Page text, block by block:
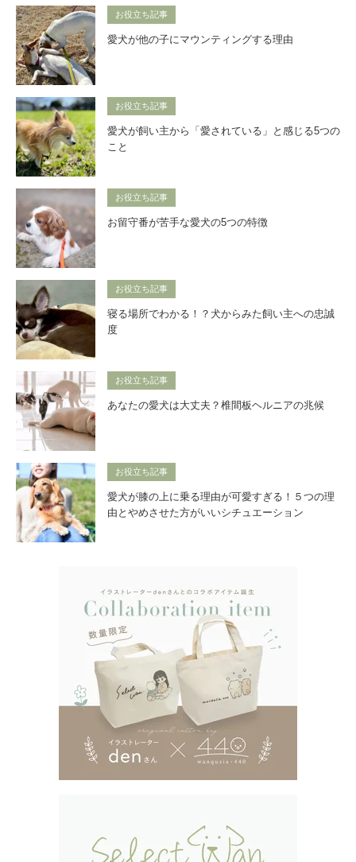
お役立ち記事
愛犬が他の子にマウンティングする理由
お役立ち記事
愛犬が飼い主から「愛されている」と感じる5つの
こと
お役立ち記事
お留守番が苦手な愛犬の5つの特徴
お役立ち記事
寝る場所でわかる！？犬からみた飼い主への忠誠
度
お役立ち記事
あなたの愛犬は大丈夫？椎間板ヘルニアの兆候
お役立ち記事
愛犬が膝の上に乗る理由が可愛すぎる！５つの理
由とやめさせた方がいいシチュエーション